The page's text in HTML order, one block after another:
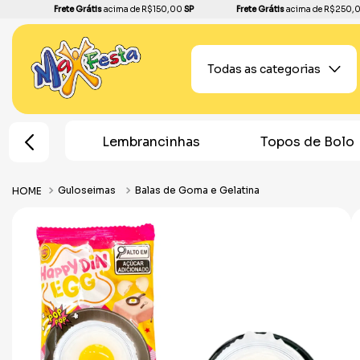
Frete Grátisacima de R$150,00 SP Frete Grátisacima de
Todas as categorias
Festa Lembrancinhas Topos de Bolo
Guloseimas Balas de Goma e Gelatina